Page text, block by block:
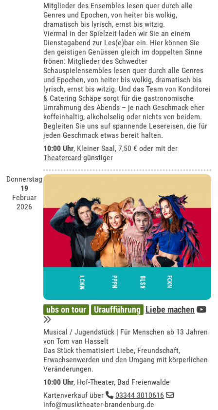
Mitglieder des Ensembles lesen quer durch alle
Genres und Epochen, von heiter bis wolkig,
dramatisch bis lyrisch, ernst bis witzig.
Viermal in der Spielzeit laden wir Sie an einem
Dienstagabend zur Les(e)bar ein. Hier können Sie
den geistigen Genüssen gleich im doppelten Sinne
frönen: Mitglieder des Schwedter
Schauspielensembles lesen quer durch alle Genres
und Epochen, von heiter bis wolkig, dramatisch bis
lyrisch, ernst bis witzig. Und das Team von Konditorei
& Catering Schäpe sorgt für die gastronomische
Umrahmung des Abends – je nach Geschmack eher
koffeinhaltig, alkoholselig oder nichts von beidem.
Begleiten Sie uns auf spannende Lesereisen, die für
jeden Geschmack etwas bereit halten.
10:00 Uhr, Kleiner Saal, 7,50 € oder mit der
Theatercard günstiger
Donnerstag
19
Februar
2026
ubs on tour Uraufführung Liebe machen
Musical / Jugendstück | Für Menschen ab 13 Jahren
von Tom van Hasselt
Das Stück thematisiert Liebe, Freundschaft,
Erwachsenwerden und den Umgang mit körperlichen
Veränderungen.
10:00 Uhr, Hof-Theater, Bad Freienwalde
Kartenverkauf über
03344 3010616
info@musiktheater-brandenburg.de